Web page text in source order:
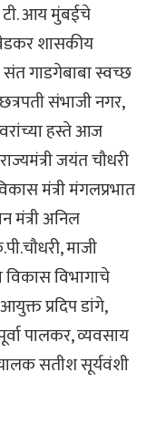
टी. आय मुंबईचे
शासकीय
गाडगेबाबा स्वच्छ
संभाजी नगर,
हस्ते आज
जयंत चौधरी
मंत्री मंगलप्रभात
मंत्री अनिल
माजी
विभागाचे
प्रदिप डांगे,
पालकर, व्यवसाय
सतीश सूर्यवंशी